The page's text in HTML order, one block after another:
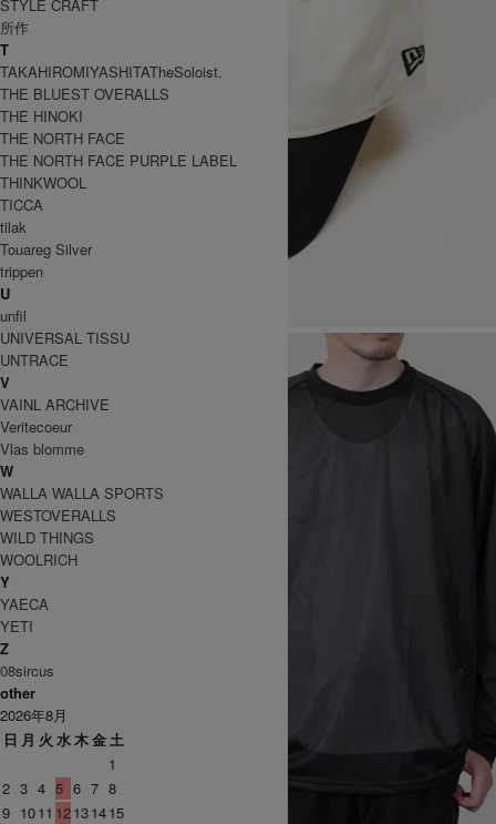
STYLE CRAFT
所作
T
TAKAHIROMIYASHITATheSoloist.
THE BLUEST OVERALLS
THE HINOKI
THE NORTH FACE
THE NORTH FACE PURPLE LABEL
THINKWOOL
TICCA
tilak
Touareg Silver
trippen
U
unfil
UNIVERSAL TISSU
UNTRACE
V
VAINL ARCHIVE
Veritecoeur
Vlas blomme
W
WALLA WALLA SPORTS
WESTOVERALLS
WILD THINGS
WOOLRICH
Y
YAECA
YETI
Z
08sircus
other
2026年8月
日 月 火 水木金土
1
2 3 4 5 6 7 8
9 1011 12131415